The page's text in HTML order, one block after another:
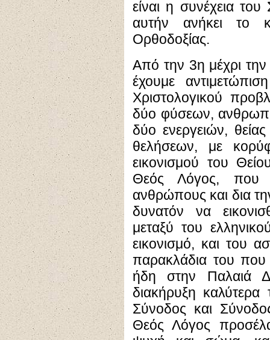
είναι η συνέχεια
αυτήν ανήκει το
Ορθοδοξίας.
Από την 3η μέχρι
έχουμε
Χριστολογικού
δύο φύσεων,
δύο ενεργειών,
θελήσεων, με
εικονισμού του
Θεός Λόγος, που
ανθρώπους και δια
δυνατόν να
μεταξύ του
εικονισμό, και του
παρακλάδια του που
ήδη στην Παλαιά
διακήρυξη
Σύνοδος και
Θεός Λόγος